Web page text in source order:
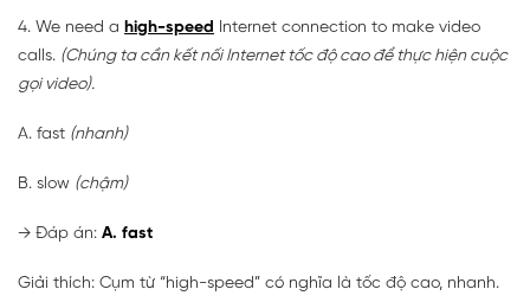
4. We need a high-speed Internet connection to make video
calls. (Chúng ta cần kết nối Internet tốc độ cao để thực hiện cuộc
gọi video).
A. fast (nhanh)
B. slow (chậm)
→ Đáp án: A. fast
Giải thích: Cụm từ “high-speed” có nghĩa là tốc độ cao, nhanh.